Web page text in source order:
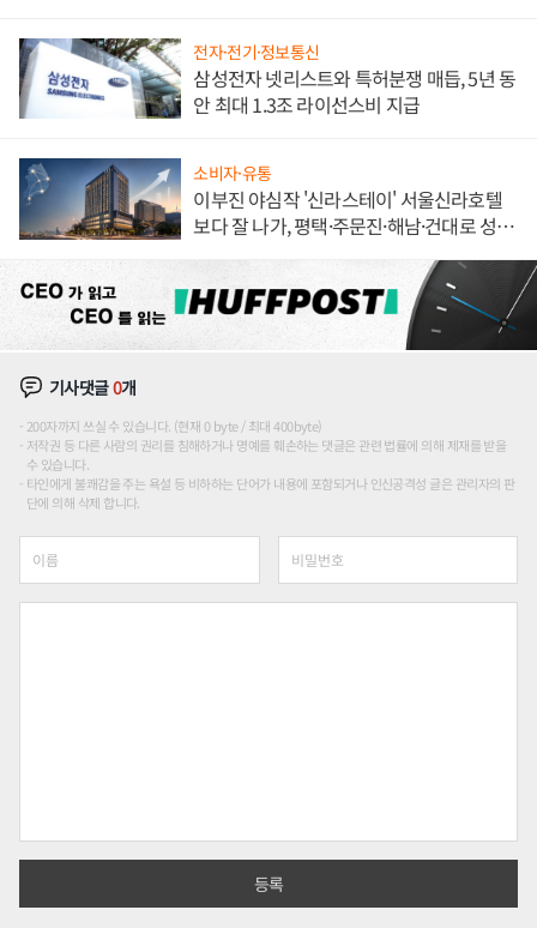
전자·전기·정보통신
삼성전자 넷리스트와 특허분쟁 매듭, 5년 동
안 최대 1.3조 라이선스비 지급
소비자·유통
이부진 야심작 '신라스테이' 서울신라호텔
보다 잘 나가, 평택·주문진·해남·건대로 성
기사댓글0개
200자까지 쓰실 수 있습니다. (현재 0 byte / 최대 400byte)
저작권 등 다른 사람의 권리를 침해하거나 명예를 훼손하는 댓글은 관련 법률에 의해 제재를 받을
수 있습니다.
타인에게 불쾌감을 주는 욕설 등 비하하는 단어가 내용에 포함되거나 인신공격성 글은 관리자의 판
단에 의해 삭제 합니다.